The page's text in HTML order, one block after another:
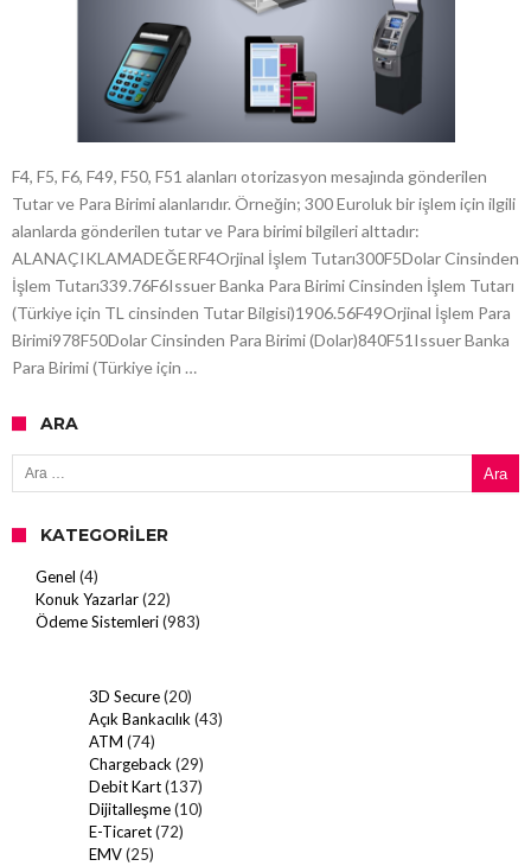
F4, F5, F6, F49, F50, F51 alanları otorizasyon mesajında gönderilen
Tutar ve Para Birimi alanlarıdır. Örneğin; 300 Euroluk bir işlem için ilgili
alanlarda gönderilen tutar ve Para birimi bilgileri alttadır:
ALANAÇIKLAMADEĞERF4Orjinal İşlem Tutarı300F5Dolar Cinsinden
İşlem Tutarı339.76F6Issuer Banka Para Birimi Cinsinden İşlem Tutarı
(Türkiye için TL cinsinden Tutar Bilgisi)1906.56F49Orjinal İşlem Para
Birimi978F50Dolar Cinsinden Para Birimi (Dolar)840F51Issuer Banka
Para Birimi (Türkiye için …
ARA
Arama:
KATEGORILER
Genel (4)
Konuk Yazarlar(22)
Ödeme Sistemleri(983)
3D Secure(20)
Açık Bankacılık(43)
ATM (74)
Chargeback(29)
Debit Kart(137)
Dijitalleşme(10)
E-Ticaret(72)
EMV(25)